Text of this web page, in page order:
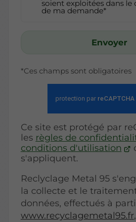
soient exploitées dans le
de ma demande*
Envoyer
*Ces champs sont obligatoires
Ce site est protégé par
les règles de
conditions d'utilisation
s'appliquent.
Reclyclage Metal 95
la collecte et le
données, effectués à
www.recyclagemetal95.fr